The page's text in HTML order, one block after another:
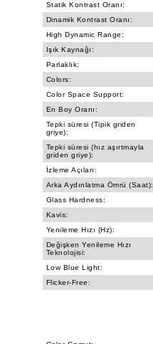
Statik Kontrast Oranı:
Dinamik Kontrast Oranı:
High Dynamic Range:
Işık Kaynağı:
Parlaklık:
Colors:
Color Space Support:
En Boy Oranı:
Tepki süresi (Tipik griden
griye):
Tepki süresi (hız aşırtmayla
griden griye):
İzleme Açıları:
Arka Aydınlatma Ömrü (Saat):
Glass Hardness:
Kavis:
Yenileme Hızı (Hz):
Değişken Yenileme Hızı
Teknolojisi:
Low Blue Light:
Flicker-Free: